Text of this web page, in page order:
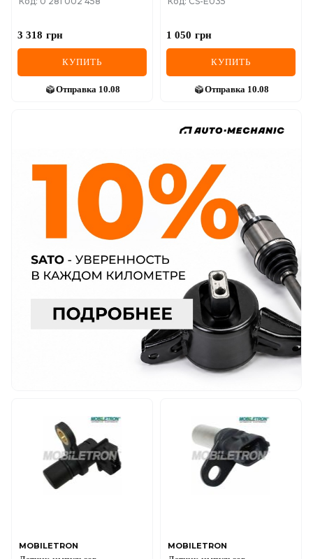
3 318 грн
КУПИТЬ
Отправка 10.08
1 050 грн
КУПИТЬ
Отправка 10.08
MOBILETRON MOBILETRON